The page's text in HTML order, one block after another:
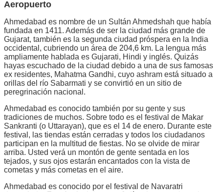
Aeropuerto
Ahmedabad es nombre de un Sultán Ahmedshah que había
fundada en 1411. Además de ser la ciudad más grande de
Gujarat, también es la segunda ciudad próspera en la India
occidental, cubriendo un área de 204,6 km. La lengua más
ampliamente hablada es Gujarati, Hindi y inglés. Quizás
hayas escuchado de la ciudad debido a una de sus famosas
ex residentes, Mahatma Gandhi, cuyo ashram está situado a
orillas del río Sabarmati y se convirtió en un sitio de
peregrinación nacional.
Ahmedabad es conocido también por su gente y sus
tradiciones de muchos. Sobre todo es el festival de Makar
Sankranti (o Uttarayan), que es el 14 de enero. Durante este
festival, las tiendas están cerradas y todos los ciudadanos
participan en la multitud de fiestas. No se olvide de mirar
arriba. Usted verá un montón de gente sentada en los
tejados, y sus ojos estarán encantados con la vista de
cometas y más cometas en el aire.
Ahmedabad es conocido por el festival de Navaratri